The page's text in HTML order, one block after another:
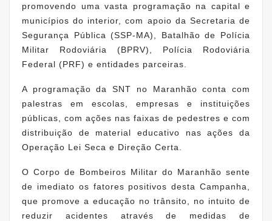
promovendo uma vasta programação na capital e
municípios do interior, com apoio da Secretaria de
Segurança Pública (SSP-MA), Batalhão de Polícia
Militar Rodoviária (BPRV), Polícia Rodoviária
Federal (PRF) e entidades parceiras.
A programação da SNT no Maranhão conta com
palestras em escolas, empresas e instituições
públicas, com ações nas faixas de pedestres e com
distribuição de material educativo nas ações da
Operação Lei Seca e Direção Certa.
O Corpo de Bombeiros Militar do Maranhão sente
de imediato os fatores positivos desta Campanha,
que promove a educação no trânsito, no intuito de
reduzir acidentes através de medidas de